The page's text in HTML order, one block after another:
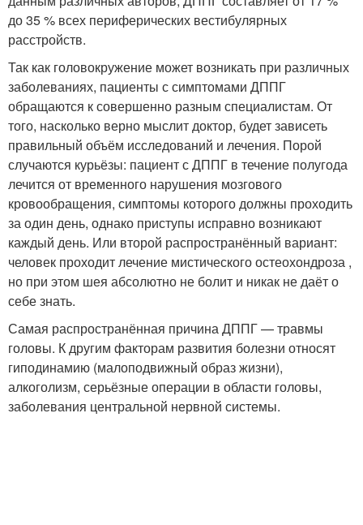
до 35 % всех периферических вестибулярных
расстройств.
Так как головокружение может возникать при различных
заболеваниях, пациенты с симптомами ДППГ
обращаются к совершенно разным специалистам. От
того, насколько верно мыслит доктор, будет зависеть
правильный объём исследований и лечения. Порой
случаются курьёзы: пациент с ДППГ в течение полугода
лечится от временного нарушения мозгового
кровообращения, симптомы которого должны проходить
за один день, однако приступы исправно возникают
каждый день. Или второй распространённый вариант:
человек проходит лечение мистического остеохондроза ,
но при этом шея абсолютно не болит и никак не даёт о
себе знать.
Самая распространённая причина ДППГ — травмы
головы. К другим факторам развития болезни относят
гиподинамию (малоподвижный образ жизни),
алкоголизм, серьёзные операции в области головы,
заболевания центральной нервной системы.